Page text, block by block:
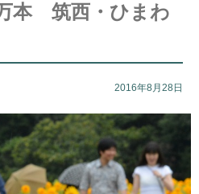
本 筑西・ひまわ
2016年8月28日